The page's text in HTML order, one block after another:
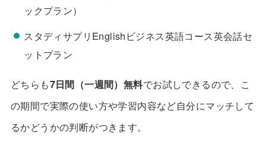
ックプラン）
スタディサプリEnglishビジネス英語コース英会話セ
ットプラン
どちらも7日間（一週間）無料でお試しできるので、こ
の期間で実際の使い方や学習内容など自分にマッチして
るかどうかの判断がつきます。